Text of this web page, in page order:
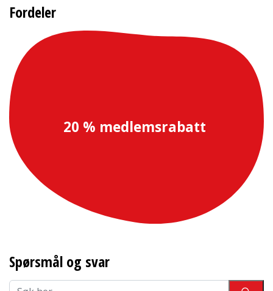
Fordeler
20 % medlemsrabatt
Spørsmål og svar